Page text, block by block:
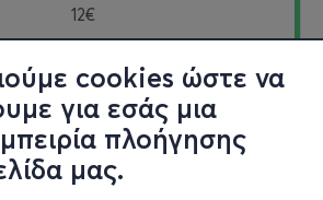
cookies ώστε να
για εσάς μια
πλοήγησης
μας.
12€
Εισιτήρια